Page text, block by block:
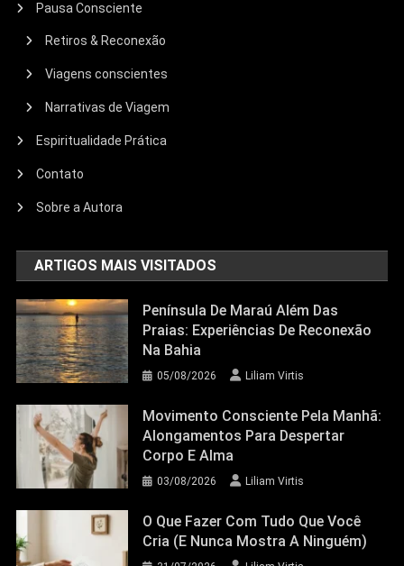
Pausa Consciente
Retiros & Reconexão
Viagens conscientes
Narrativas de Viagem
Espiritualidade Prática
Contato
Sobre a Autora
ARTIGOS MAIS VISITADOS
Península De Maraú Além Das
Praias: Experiências De Reconexão
Na Bahia
05/08/2026 Liliam Virtis
Movimento Consciente Pela Manhã:
Alongamentos Para Despertar
Corpo E Alma
03/08/2026 Liliam Virtis
O Que Fazer Com Tudo Que Você
Cria (e Nunca Mostra A Ninguém)